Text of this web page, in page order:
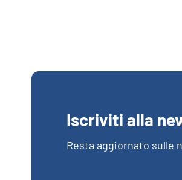
Iscriviti alla
Resta aggiornato sulle